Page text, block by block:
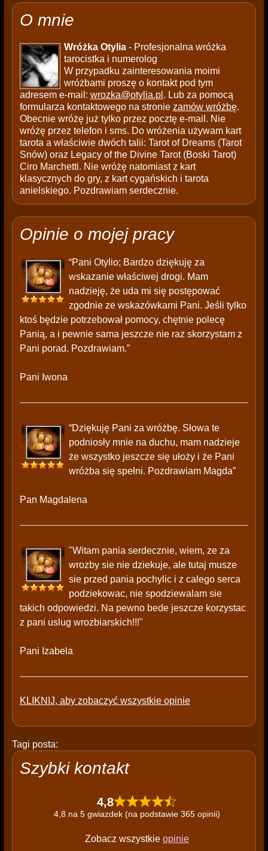
O mnie
Wróżka Otylia- Profesjonalna wróżka
tarocistka i numerolog
W przypadku zainteresowania moimi
wróżbami proszę o kontakt pod tym
adresem e-mail: wrozka@otylia.pl . Lub za pomocą
formularza kontaktowego na stronie zamów wróżbę.
Obecnie wróżę już tylko przez pocztę e-mail. Nie
wróżę przez telefon i sms. Do wróżenia używam kart
tarota a właściwie dwóch talii: Tarot of Dreams (Tarot
Snów) oraz Legacy of the Divine Tarot (Boski Tarot)
Ciro Marchetti. Nie wróżę natomiast z kart
klasycznych do gry, z kart cygańskich i tarota
anielskiego. Pozdrawiam serdecznie.
Opinie o mojej pracy
“Pani Otylio; Bardzo dziękuję za
wskazanie właściwej drogi. Mam
nadzieję, że uda mi się postępować
zgodnie ze wskazówkami Pani. Jeśli tylko
ktoś będzie potrzebował pomocy, chętnie polecę
Panią, a i pewnie sama jeszcze nie raz skorzystam z
Pani porad. Pozdrawiam.”
Pani Iwona
“Dziękuję Pani za wróżbę. Słowa te
podniosły mnie na duchu, mam nadzieje
że wszystko jeszcze się ułoży i że Pani
wróżba się spełni. Pozdrawiam Magda”
Pan Magdalena
"Witam pania serdecznie, wiem, ze za
wrozby sie nie dziekuje, ale tutaj musze
sie przed pania pochylic i z calego serca
podziekowac, nie spodziewalam sie
takich odpowiedzi. Na pewno bede jeszcze korzystac
z pani uslug wrozbiarskich!!!"
Pani Izabela
KLIKNIJ, aby zobaczyć wszystkie opinie
Tagi posta:
Szybki kontakt
4,8
4,8 na 5 gwiazdek (na podstawie 365 opinii)
Zobacz wszystkie opinie